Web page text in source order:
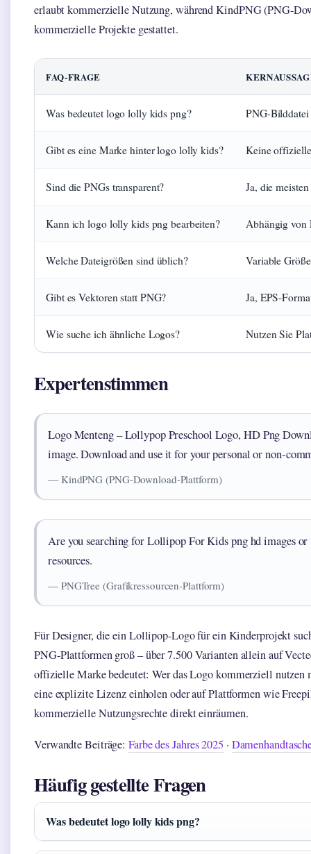
erlaubt kommerzielle Nutzung, während KindPNG (PNG-
kommerzielle Projekte gestattet.
FAQ-FRAGE
Was bedeutet logo lolly kids png? PNG-
Gibt es eine Marke hinter logo lolly kids? Keine
Sind die PNGs transparent? Ja, die
Kann ich logo lolly kids png bearbeiten? Abhängig von
Welche Dateigrößen sind üblich? Variable
Gibt es Vektoren statt PNG? Ja, EPS-
Wie suche ich ähnliche Logos? Nutzen Sie
Expertenstimmen
Logo Menteng – Lollypop Preschool Logo, HD Png
image. Download and use it for your personal or non-
— KindPNG (PNG-Download-Plattform)
Are you searching for Lollipop For Kids png hd images
resources.
— PNGTree (Grafikressourcen-Plattform)
Für Designer, die ein Lollipop-Logo für ein Kinderprojekt
PNG-Plattformen groß – über 7.500 Varianten allein auf
offizielle Marke bedeutet: Wer das Logo kommerziell nutzen
eine explizite Lizenz einholen oder auf Plattformen wie
kommerzielle Nutzungsrechte direkt einräumen.
Verwandte Beiträge:Farbe des Jahres 2025 ·
Häufig gestellte Fragen
Was bedeutet logo lolly kids png?